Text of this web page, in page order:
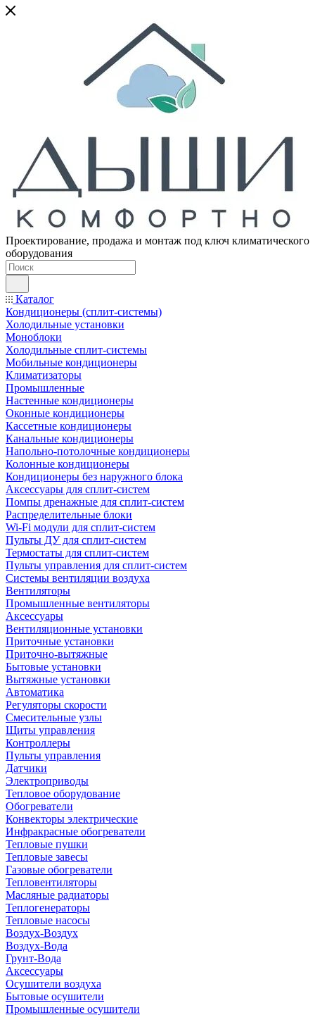
Проектирование, продажа и монтаж под ключ климатического
оборудования
Каталог
Кондиционеры (сплит-системы)
Холодильные установки
Моноблоки
Холодильные сплит-системы
Мобильные кондиционеры
Климатизаторы
Промышленные
Настенные кондиционеры
Оконные кондиционеры
Кассетные кондиционеры
Канальные кондиционеры
Напольно-потолочные кондиционеры
Колонные кондиционеры
Кондиционеры без наружного блока
Аксессуары для сплит-систем
Помпы дренажные для сплит-систем
Распределительные блоки
Wi-Fi модули для сплит-систем
Пульты ДУ для сплит-систем
Термостаты для сплит-систем
Пульты управления для сплит-систем
Системы вентиляции воздуха
Вентиляторы
Промышленные вентиляторы
Аксессуары
Вентиляционные установки
Приточные установки
Приточно-вытяжные
Бытовые установки
Вытяжные установки
Автоматика
Регуляторы скорости
Смесительные узлы
Щиты управления
Контроллеры
Пульты управления
Датчики
Электроприводы
Тепловое оборудование
Обогреватели
Конвекторы электрические
Инфракрасные обогреватели
Тепловые пушки
Тепловые завесы
Газовые обогреватели
Тепловентиляторы
Масляные радиаторы
Теплогенераторы
Тепловые насосы
Воздух-Воздух
Воздух-Вода
Грунт-Вода
Аксессуары
Осушители воздуха
Бытовые осушители
Промышленные осушители